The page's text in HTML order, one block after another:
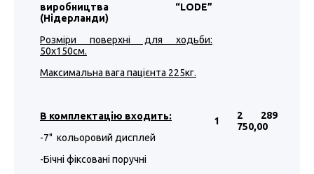
виробництва “LODE”
(Нідерланди)
Розміри поверхні для ходьби:
50х150см.
Максимальна вага пацієнта 225кг.
В комплектацію входить:
-7" кольоровий дисплей
-Бічні фіксовані поручні
1
2 289
750,00